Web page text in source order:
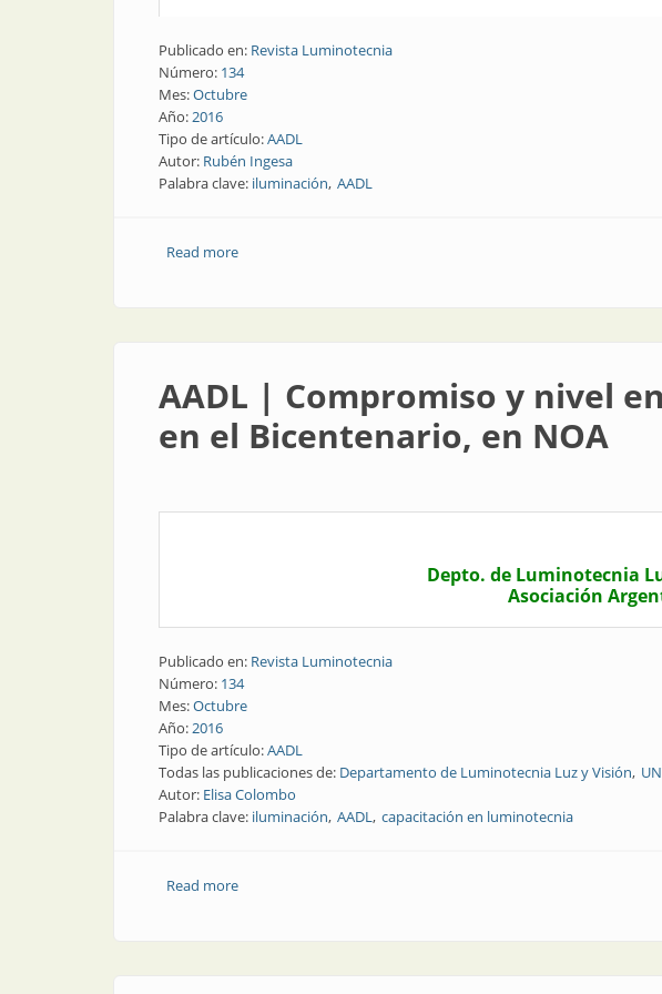
Publicado en: Revista Luminotecnia
Número: 134
Mes:Octubre
Año:2016
Tipo de artículo:AADL
Autor: Rubén Ingesa
Palabra clave: iluminación AADL
Read moreabout AADL | Nuestra regional Centro en Morteros
AADL | Compromiso y nivel
en el Bicentenario, en NOA
Depto. de Luminotecnia
Asociación
Publicado en: Revista Luminotecnia
Número: 134
Mes:Octubre
Año:2016
Tipo de artículo:AADL
Todas las publicaciones de: Departamento de Luminotecnia Luz y Visión
Autor: Elisa Colombo
Palabra clave: iluminación AADL capacitación en luminotecnia
Read moreabout AADL | Compromiso y nivel en las jornadas de Diseño de